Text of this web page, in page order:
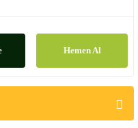
Hemen Al